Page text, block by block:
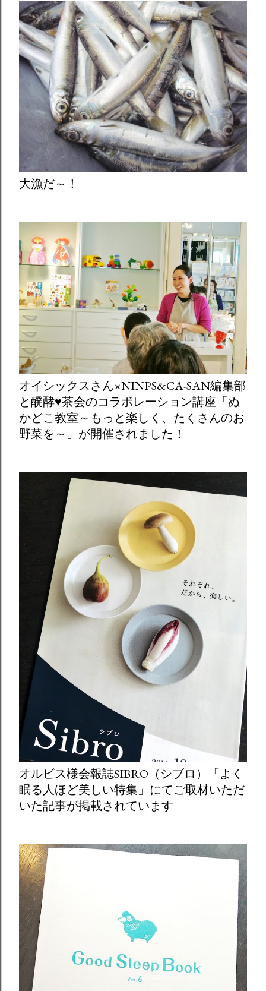
大漁だ～！
オイシックスさん×NINPS&CA-SAN編集部
と醗酵♥茶会のコラボレーション講座「ぬ
かどこ教室～もっと楽しく、たくさんのお
野菜を～」が開催されました！
オルビス様会報誌SIBRO（シブロ）「よく
眠る人ほど美しい特集」にてご取材いただ
いた記事が掲載されています